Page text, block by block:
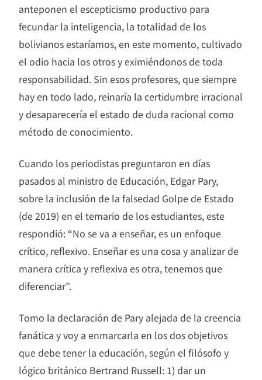
anteponen el escepticismo productivo para
fecundar la inteligencia, la totalidad de los
bolivianos estaríamos, en este momento, cultivado
el odio hacia los otros y eximiéndonos de toda
responsabilidad. Sin esos profesores, que siempre
hay en todo lado, reinaría la certidumbre irracional
y desaparecería el estado de duda racional como
método de conocimiento.
Cuando los periodistas preguntaron en días
pasados al ministro de Educación, Edgar Pary,
sobre la inclusión de la falsedad Golpe de Estado
(de 2019) en el temario de los estudiantes, este
respondió: “No se va a enseñar, es un enfoque
crítico, reflexivo. Enseñar es una cosa y analizar de
manera crítica y reflexiva es otra, tenemos que
diferenciar”.
Tomo la declaración de Pary alejada de la creencia
fanática y voy a enmarcarla en los dos objetivos
que debe tener la educación, según el filósofo y
lógico británico Bertrand Russell: 1) dar un